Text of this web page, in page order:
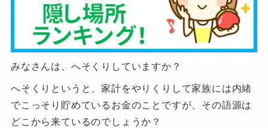
みなさんは、へそくりしていますか？
へそくりというと、家計をやりくりして家族には内緒
でこっそり貯めているお金のことですが、その語源は
どこから来ているのでしょうか？